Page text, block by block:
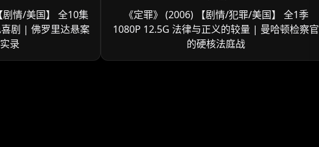
剧情/美国】 全10集
喜剧 | 佛罗里达悬案
录
《定罪》 (2006) 【剧情/犯罪/美国】 全1季
1080P 12.5G 法律与正义的较量 | 曼哈顿检察官
的硬核法庭战